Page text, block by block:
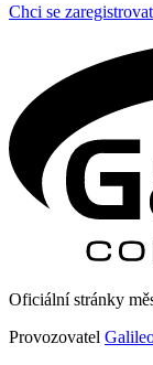
Chci se zaregistrovat
Oficiální stránky
Provozovatel